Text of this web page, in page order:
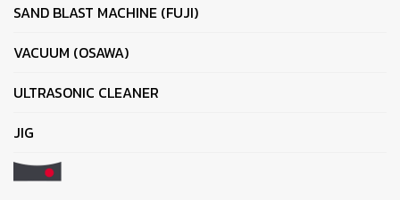
SAND BLAST MACHINE (FUJI)
VACUUM (OSAWA)
ULTRASONIC CLEANER
JIG